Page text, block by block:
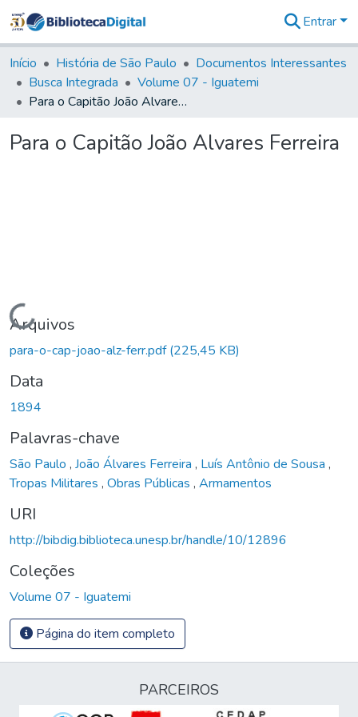
&
Coleções
Tudo na
Biblioteca
Estatísticas
Entrar
Início História de São Paulo
Documentos Interessantes
Busca Integrada
Volume 07 - Iguatemi
Para o Capitão João Alvares Ferreira
Para o Capitão João Alvares Ferreira
Carregando...
Arquivos
para-o-cap-joao-alz-ferr.pdf(225,45 KB)
Data
1894
Palavras-chave
São Paulo , João Álvares Ferreira , Luís Antônio de Sousa ,
Tropas Militares , Obras Públicas , Armamentos
URI
http://bibdig.biblioteca.unesp.br/handle/10/12896
Coleções
Volume 07 - Iguatemi
Página do item completo
PARCEIROS